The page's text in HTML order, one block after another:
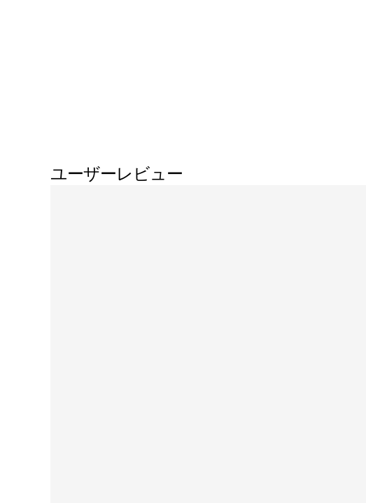
ユーザーレビュー